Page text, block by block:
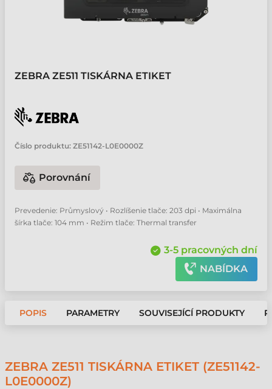
ZEBRA ZE511 TISKÁRNA ETIKET
Číslo produktu: ZE51142-L0E0000Z
Porovnání
Prevedenie: Průmyslový • Rozlíšenie tlače: 203 dpi • Maximálna
šírka tlače: 104 mm • Režim tlače: Thermal transfer
3-5 pracovných dní
NABÍDKA
POPIS PARAMETRY SOUVISEJÍCÍ PRODUKTY
ZEBRA ZE511 TISKÁRNA ETIKET (ZE51142-
L0E0000Z)